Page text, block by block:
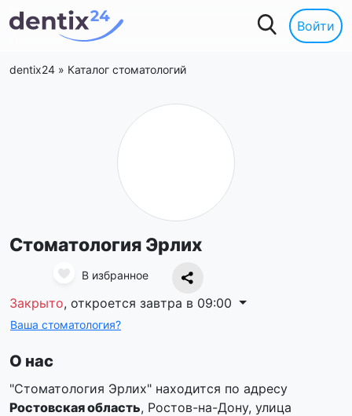
Войти
dentix24 » Каталог стоматологий
Стоматология Эрлих
В избранное
Закрыто, откроется завтра в 09:00
Ваша стоматология?
О нас
"Стоматология Эрлих" находится по адресу
Ростовская область, Ростов-на-Дону, улица